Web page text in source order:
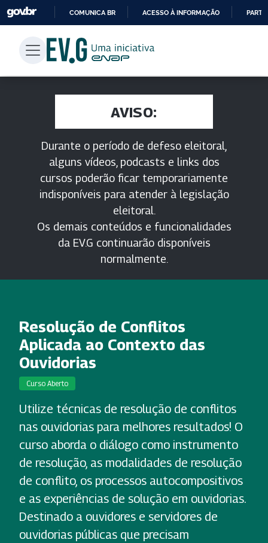
PARA
CONTEÚDO
COMUNICA BR ACESSO À INFORMAÇÃO
AVISO:
Durante o período de defeso eleitoral,
alguns vídeos, podcasts e links dos
cursos poderão ficar temporariamente
indisponíveis para atender à legislação
eleitoral.
Os demais conteúdos e funcionalidades
da EV.G continuarão disponíveis
normalmente.
Resolução de Conflitos
Aplicada ao Contexto das
Ouvidorias
Curso Aberto
Utilize técnicas de resolução de conflitos
nas ouvidorias para melhores resultados! O
curso aborda o diálogo como instrumento
de resolução, as modalidades de resolução
de conflito, os processos autocompositivos
e as experiências de solução em ouvidorias.
Destinado a ouvidores e servidores de
ouvidorias públicas que precisam